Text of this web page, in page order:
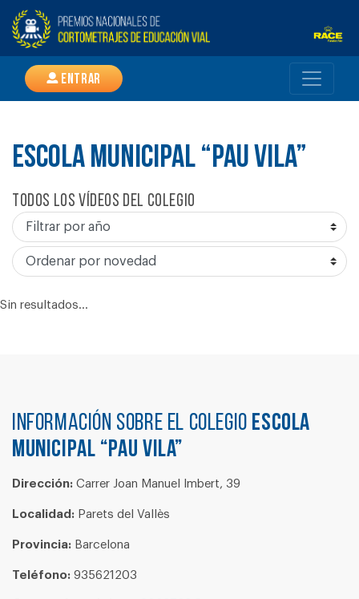
Entrar
ESCOLA MUNICIPAL “PAU VILA”
Todos los vídeos del colegio
Sin resultados...
Información sobre el colegio ESCOLA
MUNICIPAL “PAU VILA”
Dirección: Carrer Joan Manuel Imbert, 39
Localidad: Parets del Vallès
Provincia: Barcelona
Teléfono: 935621203